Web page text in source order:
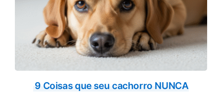
9 Coisas que seu cachorro NUNCA